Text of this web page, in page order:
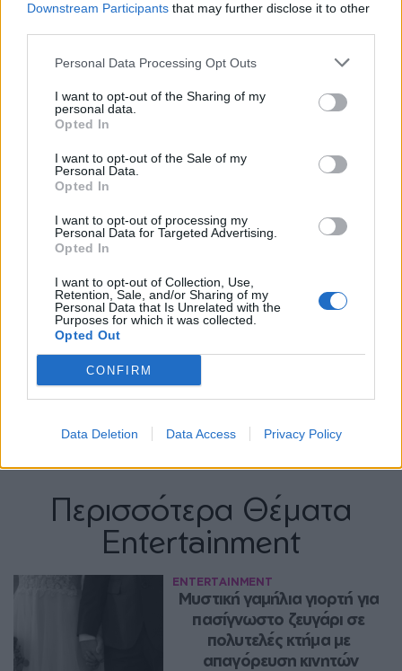
Downstream Participants that may further disclose it to other
Personal Data Processing Opt Outs
I want to opt-out of the Sharing of my
personal data.
Opted In
I want to opt-out of the Sale of my
Personal Data.
Opted In
I want to opt-out of processing my
Personal Data for Targeted Advertising.
Opted In
I want to opt-out of Collection, Use,
Retention, Sale, and/or Sharing of my
Personal Data that Is Unrelated with the
Purposes for which it was collected.
Opted Out
CONFIRM
Data Deletion Data Access Privacy Policy
ΔΙΑΦΗΜΙΣΗ
Περισσότερα Θέματα
Entertainment
ENTERTAINMENT
Μυστική γαμήλια γιορτή για
πασίγνωστο ζευγάρι σε
πολυτελές κτήμα με
απαγόρευση κινητών